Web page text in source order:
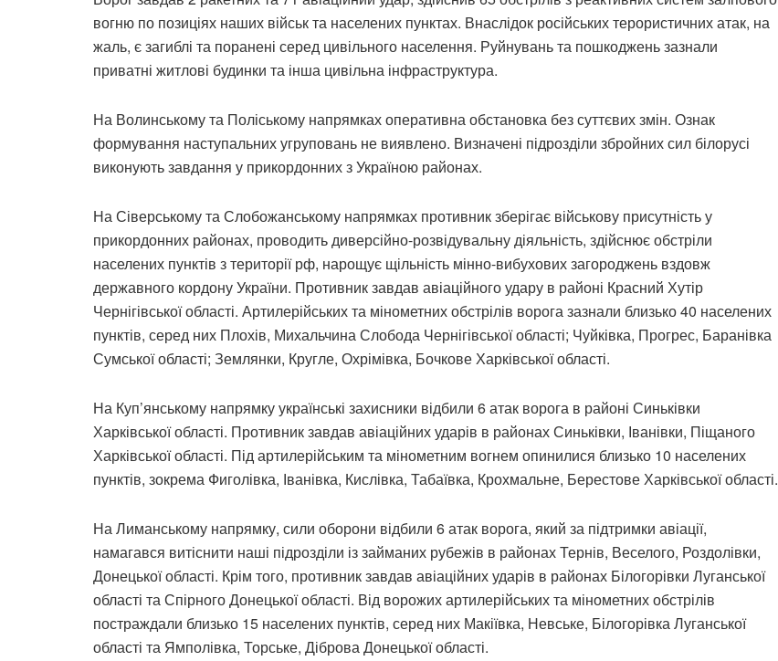
вогню по позиціях наших військ та населених пунктах. Внаслідок російських терористичних атак, на
жаль, є загиблі та поранені серед цивільного населення. Руйнувань та пошкоджень зазнали
приватні житлові будинки та інша цивільна інфраструктура.
На Волинському та Поліському напрямках оперативна обстановка без суттєвих змін. Ознак
формування наступальних угруповань не виявлено. Визначені підрозділи збройних сил білорусі
виконують завдання у прикордонних з Україною районах.
На Сіверському та Слобожанському напрямках противник зберігає військову присутність у
прикордонних районах, проводить диверсійно-розвідувальну діяльність, здійснює обстріли
населених пунктів з території рф, нарощує щільність мінно-вибухових загороджень вздовж
державного кордону України. Противник завдав авіаційного удару в районі Красний Хутір
Чернігівської області. Артилерійських та мінометних обстрілів ворога зазнали близько 40 населених
пунктів, серед них Плохів, Михальчина Слобода Чернігівської області; Чуйківка, Прогрес, Баранівка
Сумської області; Землянки, Кругле, Охрімівка, Бочкове Харківської області.
На Куп’янському напрямку українські захисники відбили 6 атак ворога в районі Синьківки
Харківської області. Противник завдав авіаційних ударів в районах Синьківки, Іванівки, Піщаного
Харківської області. Під артилерійським та мінометним вогнем опинилися близько 10 населених
пунктів, зокрема Фиголівка, Іванівка, Кислівка, Табаївка, Крохмальне, Берестове Харківської області.
На Лиманському напрямку, сили оборони відбили 6 атак ворога, який за підтримки авіації,
намагався витіснити наші підрозділи із займаних рубежів в районах Тернів, Веселого, Роздолівки,
Донецької області. Крім того, противник завдав авіаційних ударів в районах Білогорівки Луганської
області та Спірного Донецької області. Від ворожих артилерійських та мінометних обстрілів
постраждали близько 15 населених пунктів, серед них Макіївка, Невське, Білогорівка Луганської
області та Ямполівка, Торське, Діброва Донецької області.